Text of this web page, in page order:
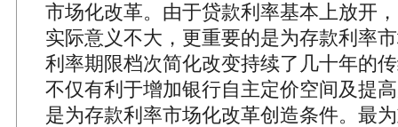
市场化改革。由于贷款利率基本上放开
实际意义不大，更重要的是为存款利率
利率期限档次简化改变持续了几十年的
不仅有利于增加银行自主定价空间及提
是为存款利率市场化改革创造条件。最